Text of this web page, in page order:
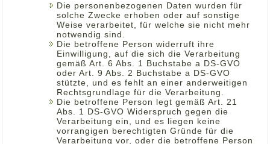
Die personenbezogenen Daten wurden für
solche Zwecke erhoben oder auf sonstige
Weise verarbeitet, für welche sie nicht mehr
notwendig sind.
Die betroffene Person widerruft ihre
Einwilligung, auf die sich die Verarbeitung
gemäß Art. 6 Abs. 1 Buchstabe a DS-GVO
oder Art. 9 Abs. 2 Buchstabe a DS-GVO
stützte, und es fehlt an einer anderweitigen
Rechtsgrundlage für die Verarbeitung.
Die betroffene Person legt gemäß Art. 21
Abs. 1 DS-GVO Widerspruch gegen die
Verarbeitung ein, und es liegen keine
vorrangigen berechtigten Gründe für die
Verarbeitung vor, oder die betroffene Person